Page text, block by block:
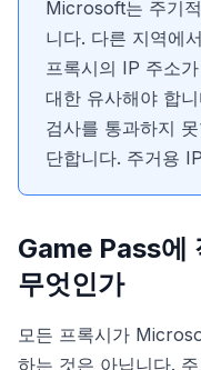
Microsoft는 주기
니다. 다른 지역에
프록시의 IP 주소
대한 유사해야 합
검사를 통과하지
단합니다. 주거용
Game Pass에
무엇인가
모든 프록시가
하는 것은 아닙니다.